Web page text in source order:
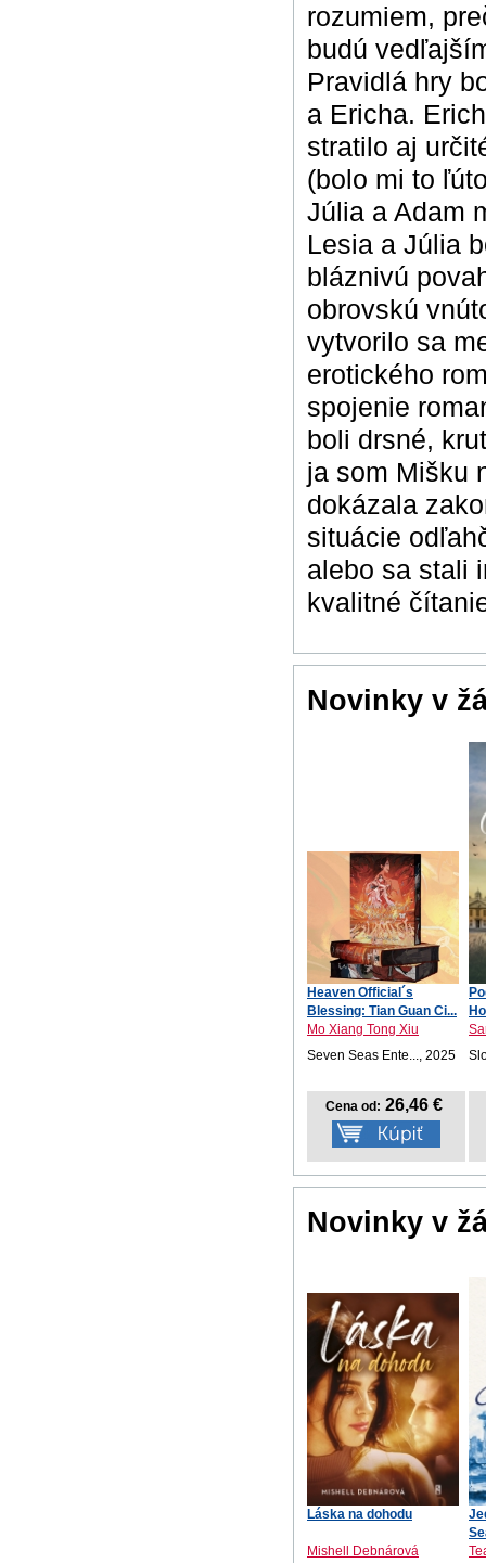
rozumiem,
budú
Pravidlá hry
a Ericha.
stratilo aj
(bolo mi to
Júlia a Adam
Lesia a Júlia
bláznivú
obrovskú
vytvorilo sa
erotického
spojenie
boli drsné,
ja som Mišku
dokázala
situácie
alebo sa stali
kvalitné
Novinky v
Heaven Official´s
Blessing: Tian Guan Ci...
Mo Xiang Tong Xiu
Seven Seas Ente..., 2025
Cena od: 26,46 €
Novinky v
Láska na dohodu
Mishell Debnárová